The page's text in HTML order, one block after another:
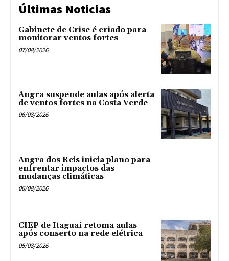
Últimas Noticias
Gabinete de Crise é criado para
monitorar ventos fortes
07/08/2026
Angra suspende aulas após alerta
de ventos fortes na Costa Verde
06/08/2026
Angra dos Reis inicia plano para
enfrentar impactos das
mudanças climáticas
06/08/2026
CIEP de Itaguaí retoma aulas
após conserto na rede elétrica
05/08/2026